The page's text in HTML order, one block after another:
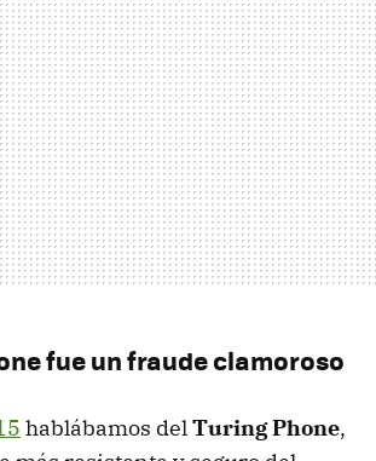
fue un fraude clamoroso
hablábamos delTuring Phone,